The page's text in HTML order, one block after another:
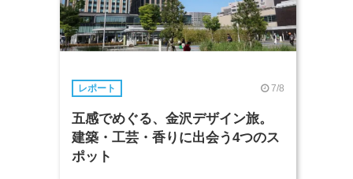
レポート 7/8
五感でめぐる、金沢デザイン旅。
建築・工芸・香りに出会う4つのス
ポット